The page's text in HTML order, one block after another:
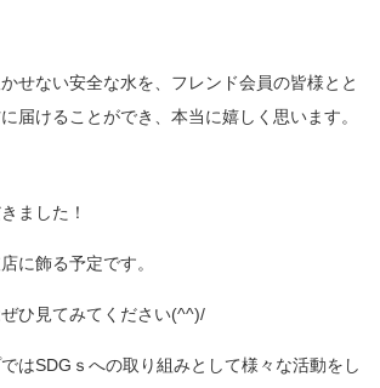
せない安全な水を、フレンド会員の皆様とと
届けることができ、本当に嬉しく思います。
ました！
に飾る予定です。
ひ見てみてください(^^)/
はSDGｓへの取り組みとして様々な活動をし